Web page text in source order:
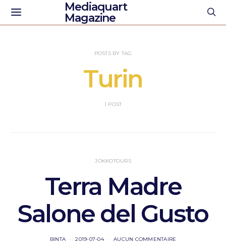
Mediaquart
Magazine
POSTS BY TAG
Turin
1 POST
JOKKOTOURS
Terra Madre
Salone del Gusto
BINTA 2019-07-04 AUCUN COMMENTAIRE